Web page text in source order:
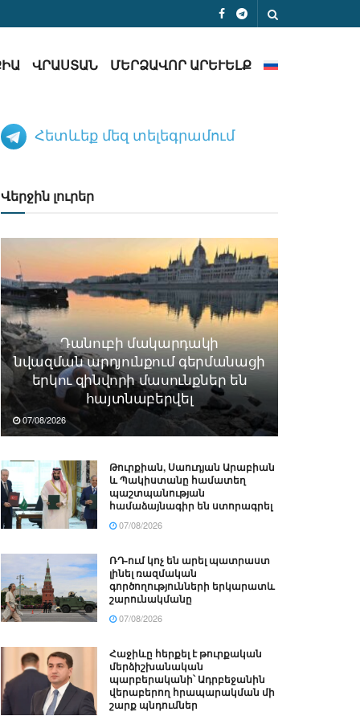
ՎՐԱՍՏԱՆ ՄԵՐՁԱՎՈՐ ԱՐԵՒԵԼՔ
Հետևեք մեզ տելեգրամում
Վերջին լուրեր
Դանուբի մակարդակի
նվազման արդյունքում գերմանացի
երկու զինվորի մասունքներ են
հայտնաբերվել
07/08/2026
Թուրքիան, Սաուդյան Արաբիան
և Պակիստանը համատեղ
պաշտպանության
համաձայնագիր են ստորագրել
07/08/2026
ՌԴ-ում կոչ են արել պատրաստ
լինել ռազմական
գործողությունների երկարատև
շարունակմանը
07/08/2026
Հաջիևը հերքել է թուրքական
մերձիշխանական
պարբերականի՝ Ադրբեջանին
վերաբերող հրապարակման մի
շարք պնդումներ